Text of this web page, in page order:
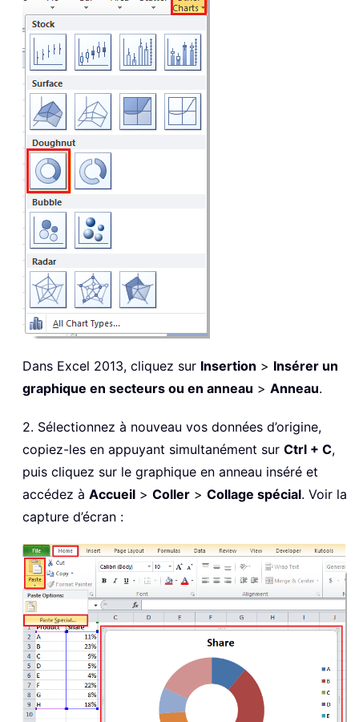
Dans Excel 2013, cliquez sur Insertion > Insérer un
graphique en secteurs ou en anneau > Anneau.
2. Sélectionnez à nouveau vos données d’origine,
copiez-les en appuyant simultanément sur Ctrl + C,
puis cliquez sur le graphique en anneau inséré et
accédez à Accueil > Coller > Collage spécial. Voir la
capture d’écran :